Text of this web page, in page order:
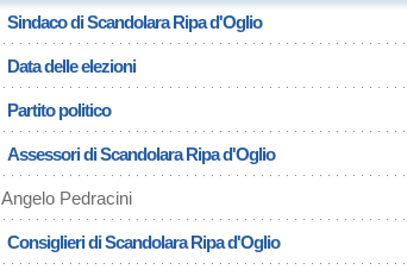
Sindaco di Scandolara Ripa d'Oglio
Data delle elezioni
Partito politico
Assessori di Scandolara Ripa d'Oglio
Angelo Pedracini
Consiglieri di Scandolara Ripa d'Oglio